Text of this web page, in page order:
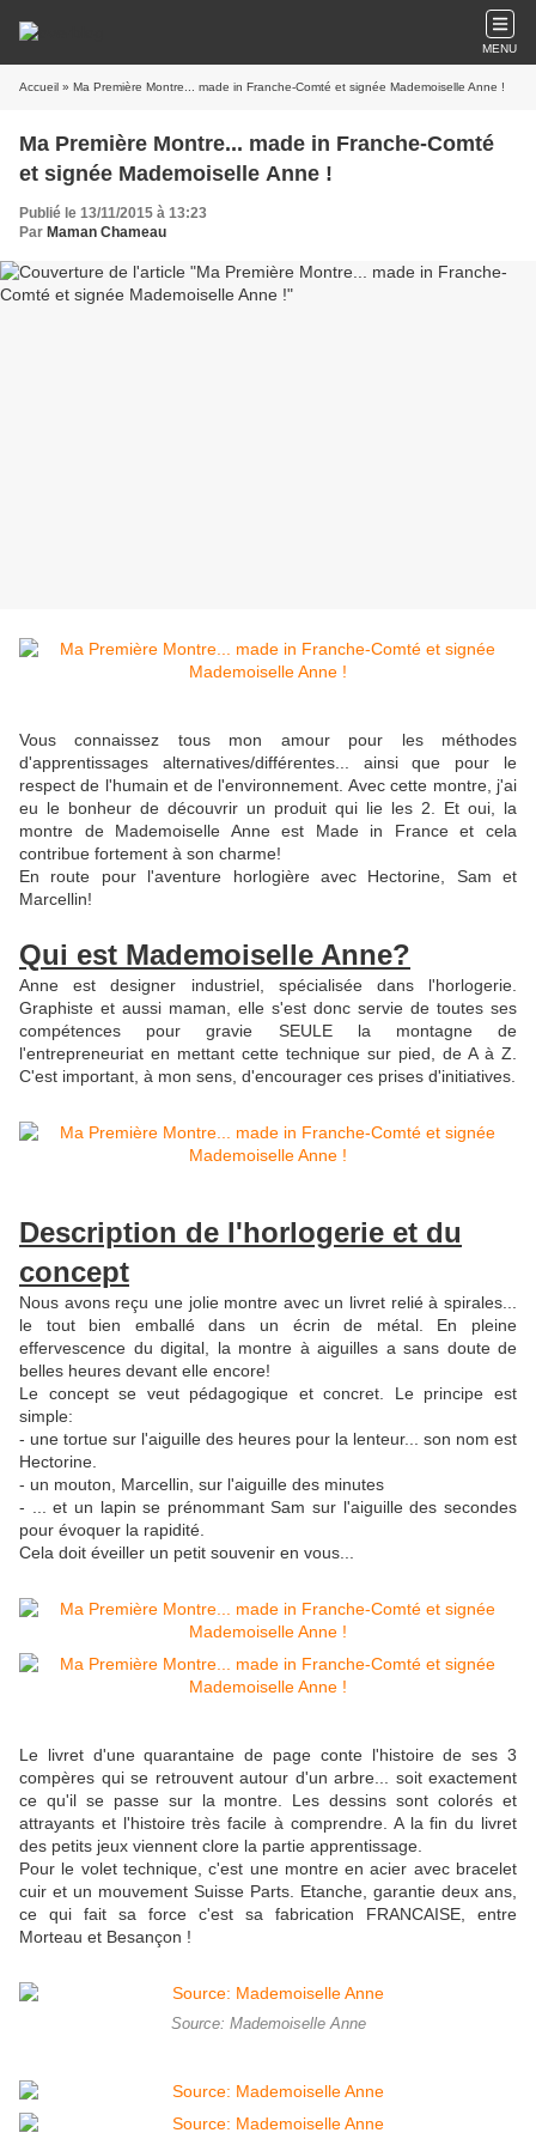
MENU
Accueil » Ma Première Montre... made in Franche-Comté et signée Mademoiselle Anne !
Ma Première Montre... made in Franche-Comté
et signée Mademoiselle Anne !
Publié le 13/11/2015 à 13:23
Par Maman Chameau
Vous connaissez tous mon amour pour les méthodes
d'apprentissages alternatives/différentes... ainsi que pour le
respect de l'humain et de l'environnement. Avec cette montre, j'ai
eu le bonheur de découvrir un produit qui lie les 2. Et oui, la
montre de Mademoiselle Anne est Made in France et cela
contribue fortement à son charme!
En route pour l'aventure horlogière avec Hectorine, Sam et
Marcellin!
Qui est Mademoiselle Anne?
Anne est designer industriel, spécialisée dans l'horlogerie.
Graphiste et aussi maman, elle s'est donc servie de toutes ses
compétences pour gravie SEULE la montagne de
l'entrepreneuriat en mettant cette technique sur pied, de A à Z.
C'est important, à mon sens, d'encourager ces prises d'initiatives.
Description de l'horlogerie et du
concept
Nous avons reçu une jolie montre avec un livret relié à spirales...
le tout bien emballé dans un écrin de métal. En pleine
effervescence du digital, la montre à aiguilles a sans doute de
belles heures devant elle encore!
Le concept se veut pédagogique et concret. Le principe est
simple:
- une tortue sur l'aiguille des heures pour la lenteur... son nom est
Hectorine.
- un mouton, Marcellin, sur l'aiguille des minutes
- ... et un lapin se prénommant Sam sur l'aiguille des secondes
pour évoquer la rapidité.
Cela doit éveiller un petit souvenir en vous...
Le livret d'une quarantaine de page conte l'histoire de ses 3
compères qui se retrouvent autour d'un arbre... soit exactement
ce qu'il se passe sur la montre. Les dessins sont colorés et
attrayants et l'histoire très facile à comprendre. A la fin du livret
des petits jeux viennent clore la partie apprentissage.
Pour le volet technique, c'est une montre en acier avec bracelet
cuir et un mouvement Suisse Parts. Etanche, garantie deux ans,
ce qui fait sa force c'est sa fabrication FRANCAISE, entre
Morteau et Besançon !
Source: Mademoiselle Anne